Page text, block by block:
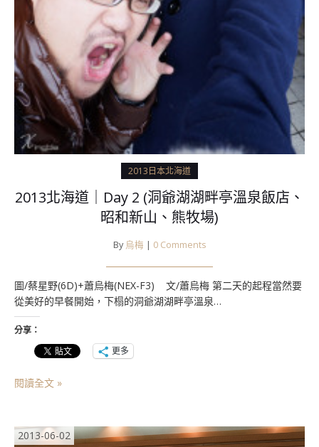
2013日本北海道
2013北海道｜Day 2 (洞爺湖湖畔亭溫泉飯店、
昭和新山、熊牧場)
By 烏梅 | 0 Comments
圖/蔡星野(6D)+蕭烏梅(NEX-F3) 文/蕭烏梅 第二天的起程當然要
從美好的早餐開始，下榻的洞爺湖湖畔亭溫泉…
分享：
更多
閱讀全文 »
2013-06-02